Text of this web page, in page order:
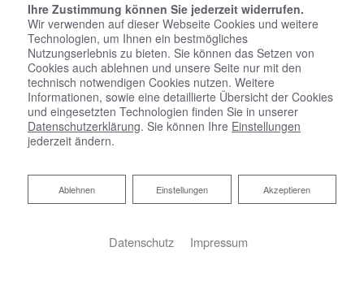
Fresh-up für Ihr Bad von Hasch
Ihre Zustimmung können Sie jederzeit widerrufen.
Wir verwenden auf dieser Webseite Cookies und weitere
Technologien, um Ihnen ein bestmögliches
Nutzungserlebnis zu bieten. Sie können das Setzen von
Cookies auch ablehnen und unsere Seite nur mit den
technisch notwendigen Cookies nutzen. Weitere
Informationen, sowie eine detaillierte Übersicht der Cookies
und eingesetzten Technologien finden Sie in unserer
Datenschutzerklärung. Sie können Ihre Einstellungen
jederzeit ändern.
Akzeptieren
Einstellungen
Ablehnen
Ablehnen
Datenschutz Impressum